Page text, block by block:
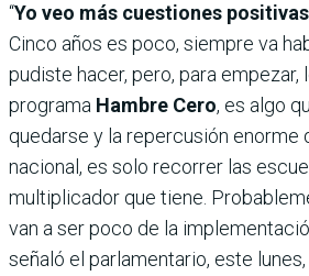
“Yo veo más cuestiones
Cinco años es poco, siempre va
pudiste hacer, pero, para empezar,
programa Hambre Cero, es algo
quedarse y la repercusión enorme
nacional, es solo recorrer las
multiplicador que tiene.
van a ser poco de la
señaló el parlamentario, este